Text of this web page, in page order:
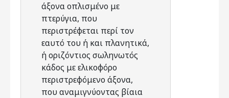
άξονα οπλισμένο με
πτερύγια, που
περιστρέφεται περί τον
εαυτό του ή και πλανητικά,
ή οριζόντιος σωληνωτός
κάδος με ελικοφόρο
περιστρεφόμενο άξονα,
που αναμιγνύοντας βίαια